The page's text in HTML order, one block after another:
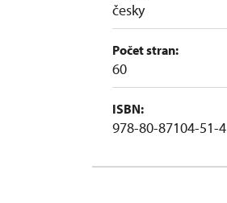
česky
Počet stran:
60
ISBN:
978-80-87104-51-4